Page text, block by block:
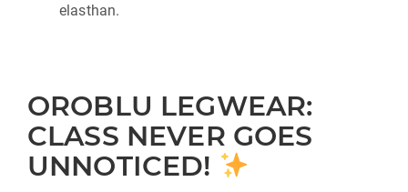
elasthan.
OROBLU LEGWEAR:
CLASS NEVER GOES
UNNOTICED!